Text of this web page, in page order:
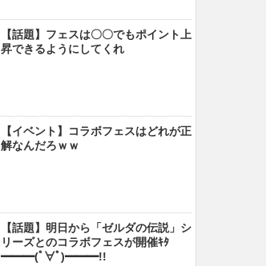
【話題】フェスは〇〇でもポイント上
昇できるようにしてくれ
【イベント】コラボフェスはどれが正
解なんだろｗｗ
【話題】明日から「ゼルダの伝説」シ
リーズとのコラボフェスが開催ｷﾀ
━━━(ﾟ∀ﾟ)━━━!!